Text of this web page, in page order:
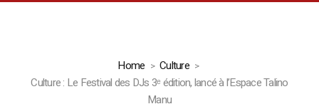
Home
Culture
Culture : Le Festival des DJs 3ᵉ édition, lancé à l’Espace Talino
Manu